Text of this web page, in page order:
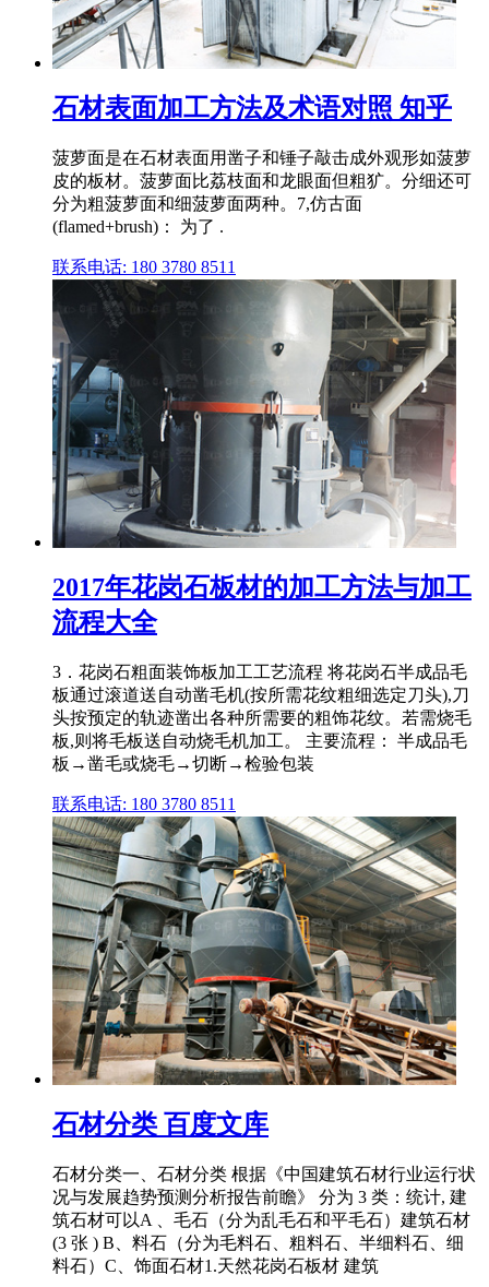
石材表面加工方法及术语对照 知乎
菠萝面是在石材表面用凿子和锤子敲击成外观形如菠萝
皮的板材。菠萝面比荔枝面和龙眼面但粗犷。分细还可
分为粗菠萝面和细菠萝面两种。7,仿古面
(flamed+brush)： 为了 .
联系电话: 180 3780 8511
2017年花岗石板材的加工方法与加工
流程大全
3．花岗石粗面装饰板加工工艺流程 将花岗石半成品毛
板通过滚道送自动凿毛机(按所需花纹粗细选定刀头),刀
头按预定的轨迹凿出各种所需要的粗饰花纹。若需烧毛
板,则将毛板送自动烧毛机加工。 主要流程： 半成品毛
板→凿毛或烧毛→切断→检验包装
联系电话: 180 3780 8511
石材分类 百度文库
石材分类一、石材分类 根据《中国建筑石材行业运行状
况与发展趋势预测分析报告前瞻》 分为 3 类：统计, 建
筑石材可以A 、毛石（分为乱毛石和平毛石）建筑石材
(3 张 ) B、料石（分为毛料石、粗料石、半细料石、细
料石）C、饰面石材1.天然花岗石板材 建筑